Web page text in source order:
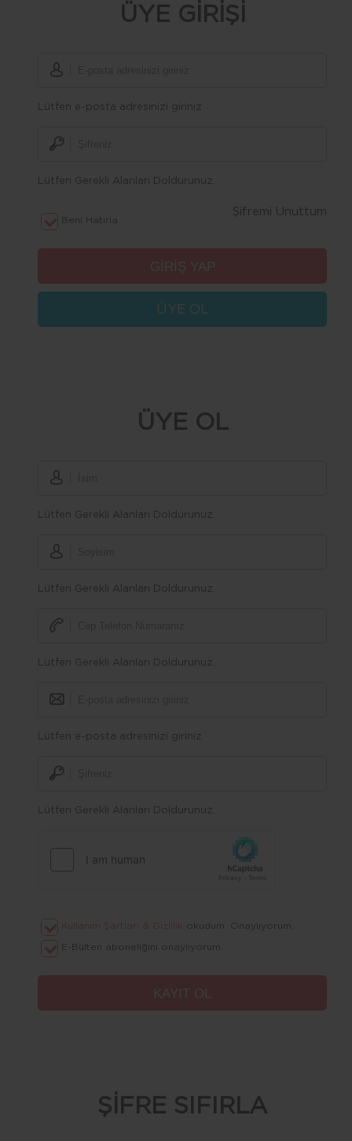
ÜYE GİRİŞİ
Lütfen e-posta adresinizi giriniz
Lütfen Gerekli Alanları Doldurunuz.
Beni Hatırla
Şifremi Unuttum
ÜYE OL
ÜYE OL
Lütfen Gerekli Alanları Doldurunuz.
Lütfen Gerekli Alanları Doldurunuz.
Lütfen Gerekli Alanları Doldurunuz.
Lütfen e-posta adresinizi giriniz
Lütfen Gerekli Alanları Doldurunuz.
okudum. Onaylıyorum.
E-Bülten aboneliğini onaylıyorum.
ŞİFRE SIFIRLA